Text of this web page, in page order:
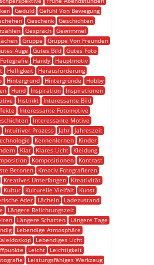
Geduld Gefühl Von Bewegung
Geschenk Geschichten
Gespräch Gewimmel
Gruppe
Gruppe Von Freunden
Auge Gutes Bild Gutes Foto
Handy
Hauptmotiv
Helligkeit
Herausforderung
Hintergrund Hintergründe
Hobby
Hund Inspiration
Inspirationen
Instinkt
Interessante Bild
Interessante Fotomotive
Interessante Motive
Intuitiver Prozess Jahr
Jahreszeit
Kennenlernen
Kinder
Klar Klares Licht
Kleidung
Kompositionen
Kontrast
Betonen
Kreativ Fotografieren
Kreatives Unterfangen
Kreativität
Kultur Kulturelle Vielfalt
Kunst
Ader Lächeln
Ladezustand
Längere Belichtungszeit
Längere Schatten
Längere Tage
Lebendige Atmosphäre
Lebendiges Licht
Leicht
Leichtigkeit
Leistungsfähiges Werkzeug